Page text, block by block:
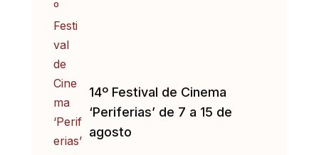
14º Festival de Cinema
‘Periferias’ de 7 a 15 de
agosto